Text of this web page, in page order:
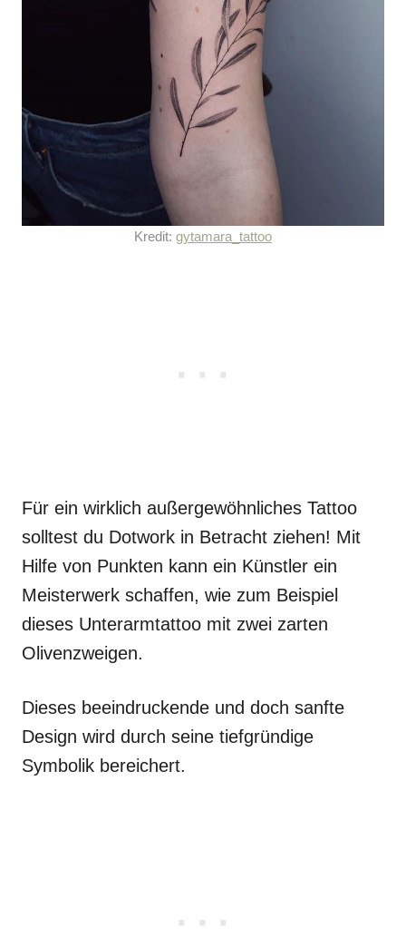
Kredit: gytamara_tattoo
Für ein wirklich außergewöhnliches Tattoo
solltest du Dotwork in Betracht ziehen! Mit
Hilfe von Punkten kann ein Künstler ein
Meisterwerk schaffen, wie zum Beispiel
dieses Unterarmtattoo mit zwei zarten
Olivenzweigen.
Dieses beeindruckende und doch sanfte
Design wird durch seine tiefgründige
Symbolik bereichert.